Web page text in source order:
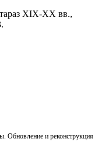
XIX-XX вв.,
Обновление и реконструкция